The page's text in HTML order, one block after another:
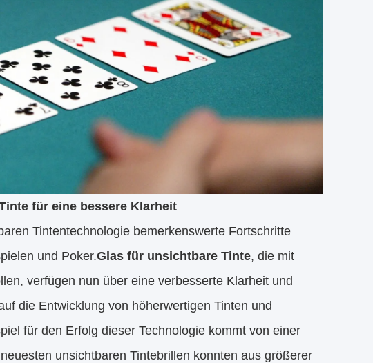
für eine bessere Klarheit
Tintentechnologie bemerkenswerte Fortschritte
und Poker.Glas für unsichtbare Tinte, die mit
verfügen nun über eine verbesserte Klarheit und
die Entwicklung von höherwertigen Tinten und
für den Erfolg dieser Technologie kommt von einer
unsichtbaren Tintebrillen konnten aus größerer